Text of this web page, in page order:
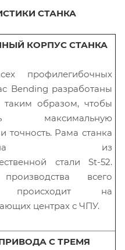
СТАНКА
КОРПУС СТАНКА
профилегибочных
Bending разработаны
образом, чтобы
максимальную
точность. Рама станка
из
стали St-52.
всего
происходит на
центрах с ЧПУ.
С ТРЕМЯ